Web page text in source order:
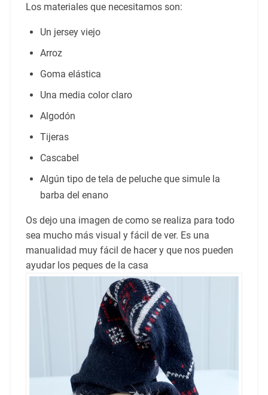
Los materiales que necesitamos son:
Un jersey viejo
Arroz
Goma elástica
Una media color claro
Algodón
Tijeras
Cascabel
Algún tipo de tela de peluche que simule la
barba del enano
Os dejo una imagen de como se realiza para todo
sea mucho más visual y fácil de ver. Es una
manualidad muy fácil de hacer y que nos pueden
ayudar los peques de la casa